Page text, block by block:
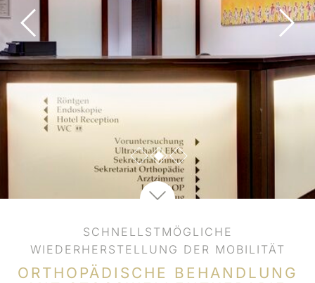
SCHNELLSTMÖGLICHE
WIEDERHERSTELLUNG DER MOBILITÄT
ORTHOPÄDISCHE BEHANDLUNG